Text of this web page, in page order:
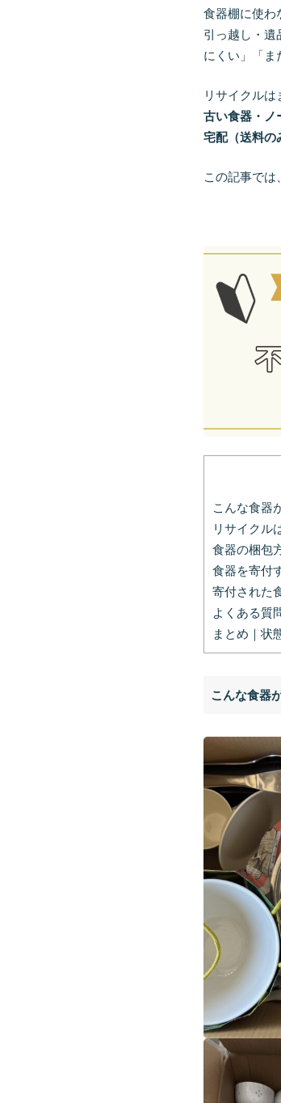
食器棚に使わ
引っ越し・遺
にくい」「ま
リサイクルは
古い食器・ノ
宅配（送料の
この記事では
こんな食器
リサイクル
食器の梱包
食器を寄付
寄付された
よくある質
まとめ｜状
こんな食器